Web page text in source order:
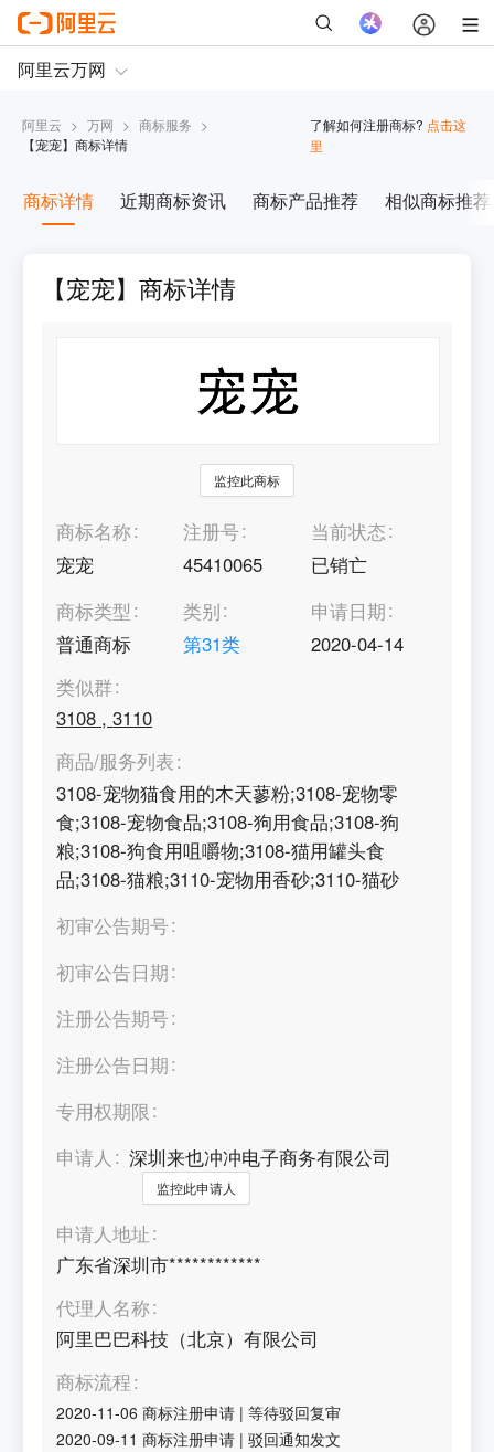
阿里云 > 万网 > 商标服务 >
【宠宠】商标详情
了解如何注册商标? 点击这
里
商标详情 近期商标资讯 商标产品推荐 相似商标推荐
【宠宠】商标详情
监控此商标
商标名称
宠宠
注册号
45410065
当前状态
已销亡
商标类型
普通商标
类别
第31类
申请日期
2020-04-14
类似群
3108 ,3110
商品/服务列表
3108-宠物猫食用的木天蓼粉;3108-宠物零
食;3108-宠物食品;3108-狗用食品;3108-狗
粮;3108-狗食用咀嚼物;3108-猫用罐头食
品;3108-猫粮;3110-宠物用香砂;3110-猫砂
初审公告期号
初审公告日期
注册公告期号
注册公告日期
专用权期限
申请人
深圳来也冲冲电子商务有限公司
监控此申请人
申请人地址
广东省深圳市************
代理人名称
阿里巴巴科技（北京）有限公司
商标流程
2020-11-06 商标注册申请 |等待驳回复审
2020-09-11 商标注册申请 |驳回通知发文